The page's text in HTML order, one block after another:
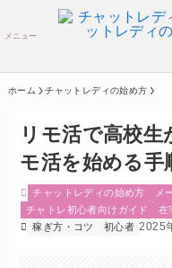
メニュー
ホーム チャットレディの始め方
リモ活で高校生
モ活を始める手
チャットレディの始め方
メ
チャトレ初心者向けガイド
在
稼ぎ方・コツ
初心者 2025